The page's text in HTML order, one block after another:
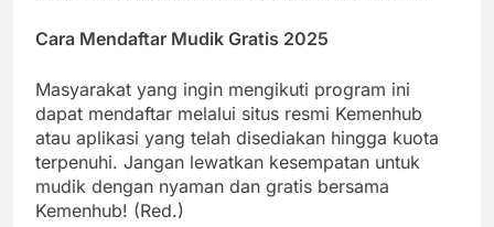
Cara Mendaftar Mudik Gratis 2025
Masyarakat yang ingin mengikuti program ini
dapat mendaftar melalui situs resmi Kemenhub
atau aplikasi yang telah disediakan hingga kuota
terpenuhi. Jangan lewatkan kesempatan untuk
mudik dengan nyaman dan gratis bersama
Kemenhub! (Red.)